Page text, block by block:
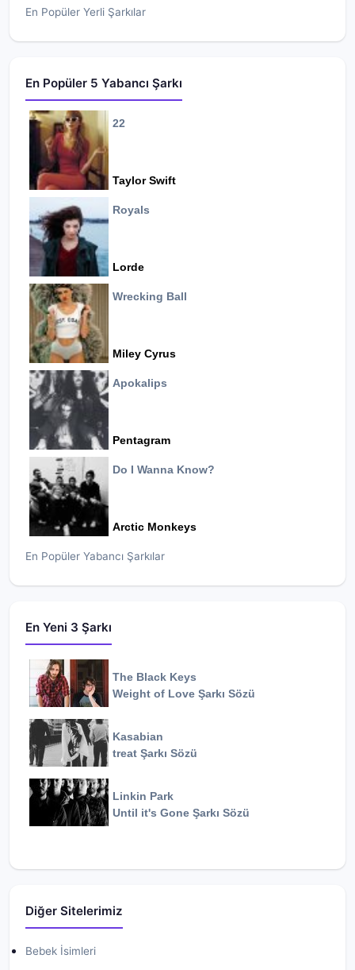
En Popüler Yerli Şarkılar
En Popüler 5 Yabancı Şarkı
22
Taylor Swift
Royals
Lorde
Wrecking Ball
Miley Cyrus
Apokalips
Pentagram
Do I Wanna Know?
Arctic Monkeys
En Popüler Yabancı Şarkılar
En Yeni 3 Şarkı
The Black Keys
Weight of Love Şarkı Sözü
Kasabian
treat Şarkı Sözü
Linkin Park
Until it's Gone Şarkı Sözü
Diğer Sitelerimiz
Bebek İsimleri